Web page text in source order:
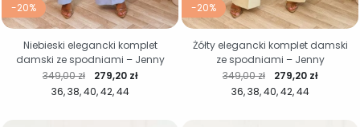
-20%
36 38 40 42 44
Cena regularna
349,00 zł Cena
279,20 zł
Niebieski elegancki komplet
damski ze spodniami – Jenny
-20%
36 38 40 42 44
Cena regularna
349,00 zł Cena
279,20 zł
Żółty elegancki komplet damski
ze spodniami – Jenny